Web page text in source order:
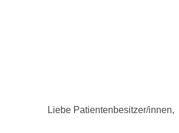
Liebe Patientenbesitzer/innen,